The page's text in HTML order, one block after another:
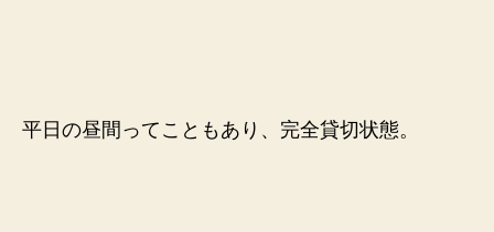
平日の昼間ってこともあり、完全貸切状態。